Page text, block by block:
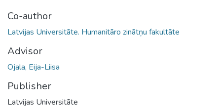
Co-author
Latvijas Universitāte. Humanitāro zinātņu fakultāte
Advisor
Ojala, Eija-Liisa
Publisher
Latvijas Universitāte